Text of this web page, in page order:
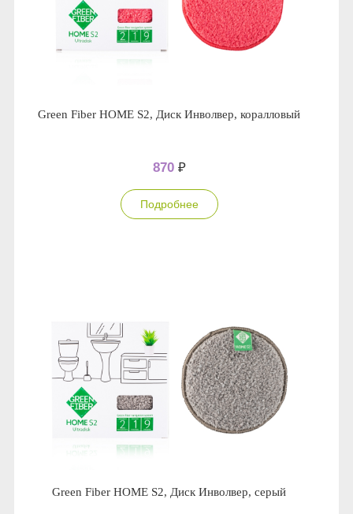
Green Fiber HOME S2, Диск Инволвер, коралловый
870 ₽
Подробнее
Green Fiber HOME S2, Диск Инволвер, серый